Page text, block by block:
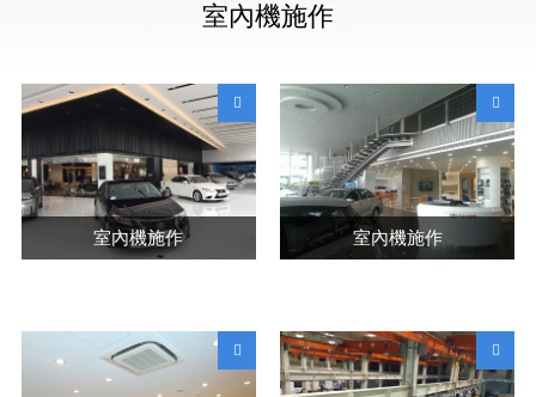
室內機施作
室內機施作 室內機施作